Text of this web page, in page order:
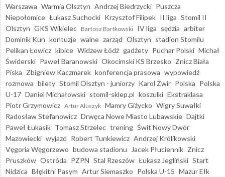
Warszawa Warmia Olsztyn Andrzej Biedrzycki Puszcza
Niepołomice Łukasz Suchocki Krzysztof Filipek II liga Stomil II
Olsztyn GKS Wikielec Bartosz Bartkowski IV liga sędzia arbiter
Dominik Kun kontuzje walne zarząd Olsztyn stadion Stomilu
Pelikan Łowicz kibice Widzew Łódź gadżety Puchar Polski Michał
Świderski Paweł Baranowski Okocimski KS Brzesko Znicz Biała
Piska Zbigniew Kaczmarek konferencja prasowa wypowiedź
rozmowa bilety Stomil Olsztyn - juniorzy Karol Żwir Polska Polska
U-17 Daniel Michałowski stomil-sklep.pl koszulki Ekstraklasa
Piotr Grzymowicz Artur Aluszyk Mamry Giżycko Wigry Suwałki
Radosław Stefanowicz Drwęca Nowe Miasto Lubawskie Dajtki
Paweł Łukasik Tomasz Strzelec trening Świt Nowy Dwór
Mazowiecki wyjazd Robert Tunkiewicz Andrzej Królikowski
Vęgoria Węgorzewo budowa stadionu Jacek Płuciennik Znicz
Pruszków Ostróda PZPN Stal Rzeszów Łukasz Jegliński Start
Nidzica Błękitni Pasym Artur Siemaszko Polska U-15 Mazur Ełk